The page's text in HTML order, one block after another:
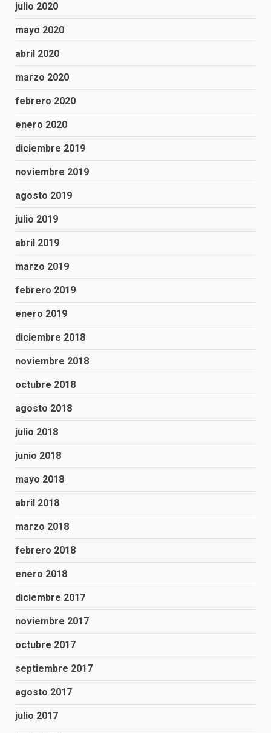
julio 2020
mayo 2020
abril 2020
marzo 2020
febrero 2020
enero 2020
diciembre 2019
noviembre 2019
agosto 2019
julio 2019
abril 2019
marzo 2019
febrero 2019
enero 2019
diciembre 2018
noviembre 2018
octubre 2018
agosto 2018
julio 2018
junio 2018
mayo 2018
abril 2018
marzo 2018
febrero 2018
enero 2018
diciembre 2017
noviembre 2017
octubre 2017
septiembre 2017
agosto 2017
julio 2017